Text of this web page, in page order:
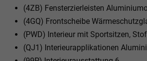
(4ZB) Fensterzierleisten
(4GQ) Frontscheibe
(PWD) Interieur mit Sportsitzen,
(QJ1) Interieurapplikationen